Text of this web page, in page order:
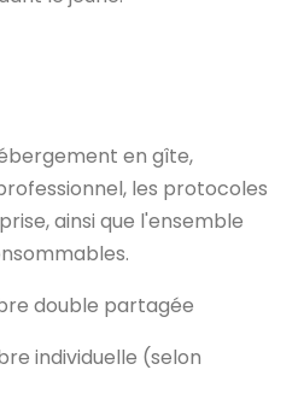
en gîte,
les protocoles
ainsi que l'ensemble
double partagée
individuelle (selon